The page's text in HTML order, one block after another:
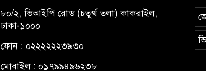
৮০/২, ভিআইপি রোড (চতুর্থ তলা) কাকরাইল,
ঢাকা-১০০০
ফোন : ০২২২২২২৩৯৩০
মোবাইল : ০১৭৯৯৪৯৬২৩৮